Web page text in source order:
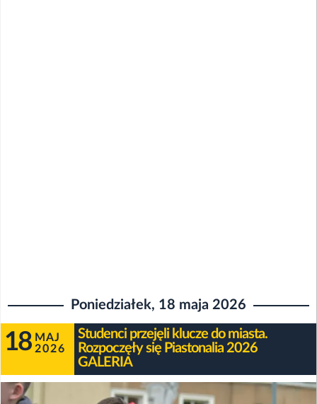
Poniedziałek, 18 maja 2026
18 MAJ
2026
Studenci przejęli klucze do miasta.
Rozpoczęły się Piastonalia 2026
GALERIA